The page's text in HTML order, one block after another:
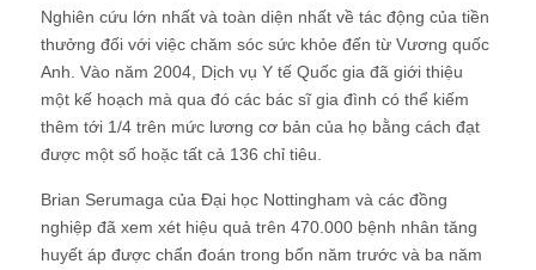
Nghiên cứu lớn nhất và toàn diện nhất về tác động của tiền
thưởng đối với việc chăm sóc sức khỏe đến từ Vương quốc
Anh. Vào năm 2004, Dịch vụ Y tế Quốc gia đã giới thiệu
một kế hoạch mà qua đó các bác sĩ gia đình có thể kiếm
thêm tới 1/4 trên mức lương cơ bản của họ bằng cách đạt
được một số hoặc tất cả 136 chỉ tiêu.
Brian Serumaga của Đại học Nottingham và các đồng
nghiệp đã xem xét hiệu quả trên 470.000 bệnh nhân tăng
huyết áp được chẩn đoán trong bốn năm trước và ba năm